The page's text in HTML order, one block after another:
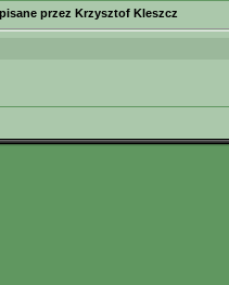
przez Krzysztof Kleszcz